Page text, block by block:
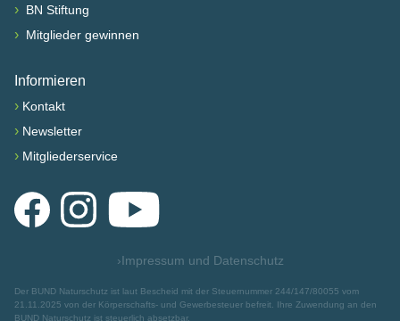
› BN Stiftung
› Mitglieder gewinnen
Informieren
› Kontakt
› Newsletter
› Mitgliederservice
FacebookInstagramYouTube
›Impressum und Datenschutz
Der BUND Naturschutz ist laut Bescheid mit der Steuernummer 244/147/80055 vom
21.11.2025 von der Körperschafts- und Gewerbesteuer befreit. Ihre Zuwendung an den
BUND Naturschutz ist steuerlich absetzbar.